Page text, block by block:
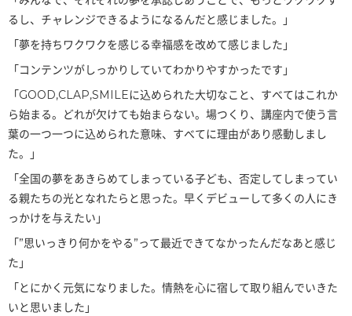
るし、チャレンジできるようになるんだと感じました。」
「夢を持ちワクワクを感じる幸福感を改めて感じました」
「コンテンツがしっかりしていてわかりやすかったです」
「GOOD,CLAP,SMILEに込められた大切なこと、すべてはこれか
ら始まる。どれが欠けても始まらない。場つくり、講座内で使う言
葉の一つ一つに込められた意味、すべてに理由があり感動しまし
た。」
「全国の夢をあきらめてしまっている子ども、否定してしまってい
る親たちの光となれたらと思った。早くデビューして多くの人にき
っかけを与えたい」
「”思いっきり何かをやる”って最近できてなかったんだなあと感じ
た」
「とにかく元気になりました。情熱を心に宿して取り組んでいきた
いと思いました」